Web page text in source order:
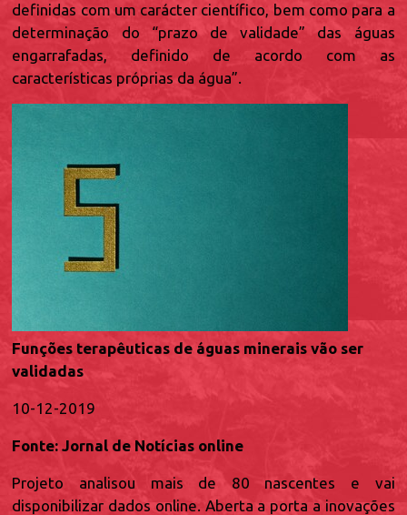
definidas com um carácter científico, bem como para a
determinação do “prazo de validade” das águas
engarrafadas, definido de acordo com as
características próprias da água”.
Funções terapêuticas de águas minerais vão ser
validadas
10-12-2019
Fonte: Jornal de Notícias online
Projeto analisou mais de 80 nascentes e vai
disponibilizar dados online. Aberta a porta a inovações